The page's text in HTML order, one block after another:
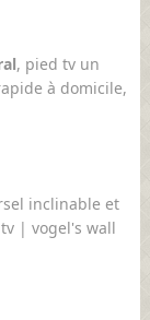
, pied tv un
à domicile,
inclinable et
| vogel's wall